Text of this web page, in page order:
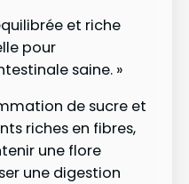
et riche
pour
saine. »
de sucre et
riches en fibres,
une flore
une digestion